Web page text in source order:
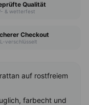
Qualität
& wetterfest
Checkout
verschlüsselt
auf rostfreiem
farbecht und